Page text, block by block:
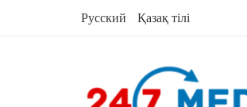
Русский Қазақ тілі